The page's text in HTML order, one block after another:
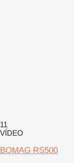
11
VÍDEO
BOMAG RS500